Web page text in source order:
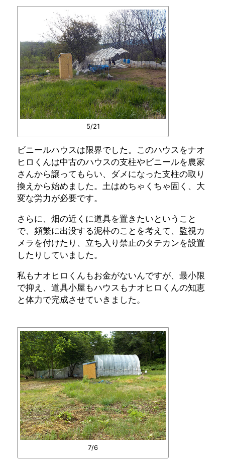
5/21
ビニールハウスは限界でした。このハウスをナオ
ヒロくんは中古のハウスの支柱やビニールを農家
さんから譲ってもらい、ダメになった支柱の取り
換えから始めました。土はめちゃくちゃ固く、大
変な労力が必要です。
さらに、畑の近くに道具を置きたいということ
で、頻繁に出没する泥棒のことを考えて、監視カ
メラを付けたり、立ち入り禁止のタテカンを設置
したりしていました。
私もナオヒロくんもお金がないんですが、最小限
で抑え、道具小屋もハウスもナオヒロくんの知恵
と体力で完成させていきました。
7/6